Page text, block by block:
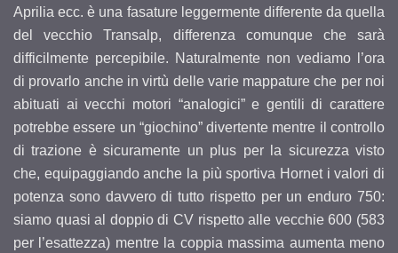
Aprilia ecc. è una fasature leggermente differente da quella
del vecchio Transalp, differenza comunque che sarà
difficilmente percepibile. Naturalmente non vediamo l’ora
di provarlo anche in virtù delle varie mappature che per noi
abituati ai vecchi motori “analogici” e gentili di carattere
potrebbe essere un “giochino” divertente mentre il controllo
di trazione è sicuramente un plus per la sicurezza visto
che, equipaggiando anche la più sportiva Hornet i valori di
potenza sono davvero di tutto rispetto per un enduro 750:
siamo quasi al doppio di CV rispetto alle vecchie 600 (583
per l’esattezza) mentre la coppia massima aumenta meno